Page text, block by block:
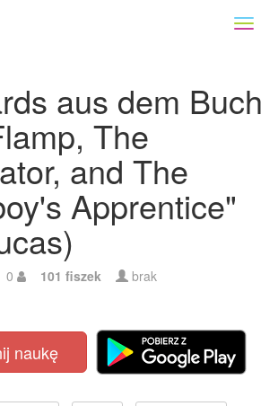
aus dem Buch
The
and The
Apprentice"
0 101 fiszek brak
naukę